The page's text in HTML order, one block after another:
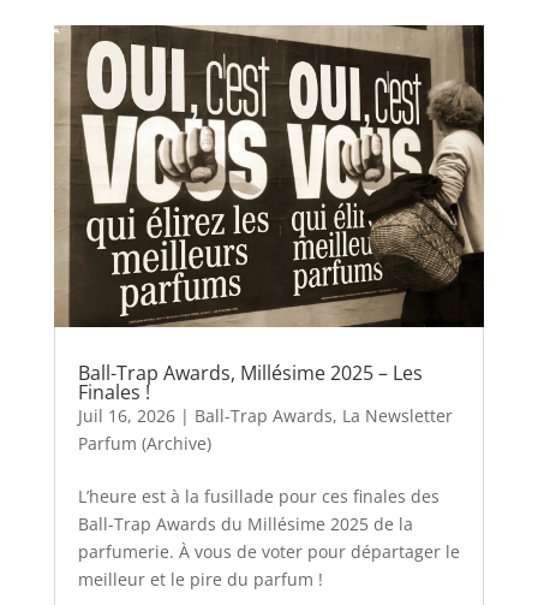
Ball-Trap Awards, Millésime 2025 – Les
Finales !
Juil 16, 2026| Ball-Trap Awards, La Newsletter
Parfum (Archive)
L’heure est à la fusillade pour ces finales des
Ball-Trap Awards du Millésime 2025 de la
parfumerie. À vous de voter pour départager le
meilleur et le pire du parfum !